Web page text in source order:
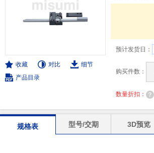
收藏 对比
细节
产品目录
预计发货日：
购买件数：
数量折扣：
规格表 型号/交期 3D预览